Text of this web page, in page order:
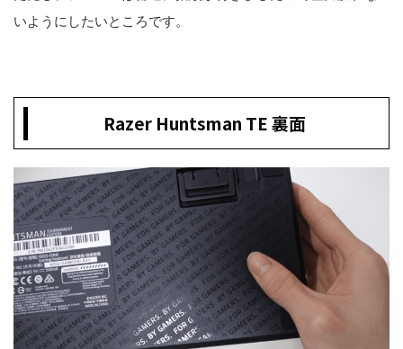
いようにしたいところです。
Razer Huntsman TE 裏面